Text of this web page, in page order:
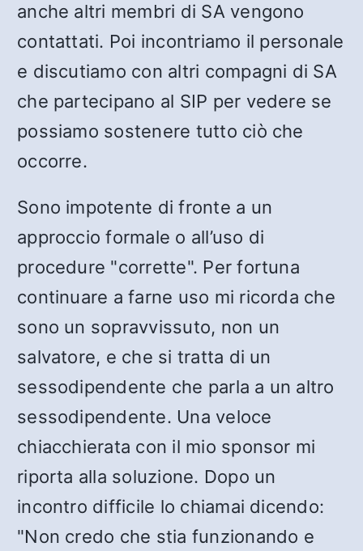
anche altri membri di SA vengono
contattati. Poi incontriamo il personale
e discutiamo con altri compagni di SA
che partecipano al SIP per vedere se
possiamo sostenere tutto ciò che
occorre.
Sono impotente di fronte a un
approccio formale o all’uso di
procedure "corrette". Per fortuna
continuare a farne uso mi ricorda che
sono un sopravvissuto, non un
salvatore, e che si tratta di un
sessodipendente che parla a un altro
sessodipendente. Una veloce
chiacchierata con il mio sponsor mi
riporta alla soluzione. Dopo un
incontro difficile lo chiamai dicendo:
"Non credo che stia funzionando e